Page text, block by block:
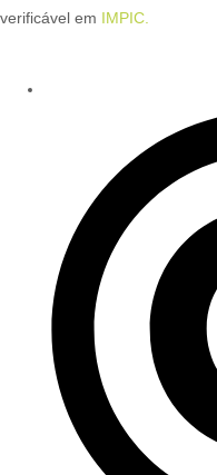
verificável em IMPIC.